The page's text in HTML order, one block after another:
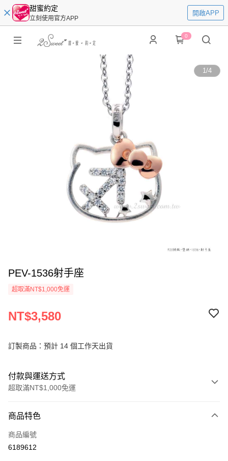
甜蜜約定
立刻使用官方APP
開啟APP
0
1/4
PEV-1536射手座
超取滿NT$1,000免運
NT$3,580
訂製商品：預計 14 個工作天出貨
付款與運送方式
超取滿NT$1,000免運
信用卡一次付款
信用卡分期付款
商品特色
商品編號
6189612